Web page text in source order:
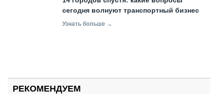
сегодня волнуют транспортный бизнес
Узнать больше →
РЕКОМЕНДУЕМ